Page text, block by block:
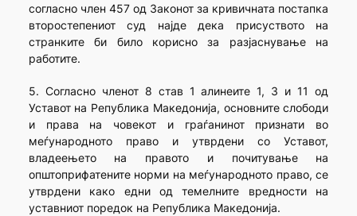
согласно член 457 од Законот за кривичната постапка
второстепениот суд најде дека присуството на
странките би било корисно за разјаснување на
работите.
5. Согласно членот 8 став 1 алинеите 1, 3 и 11 од
Уставот на Република Македонија, основните слободи
и права на човекот и граѓанинот признати во
меѓународното право и утврдени со Уставот,
владеењето на правото и почитување на
општоприфатените норми на меѓународното право, се
утврдени како едни од темелните вредности на
уставниот поредок на Република Македонија.